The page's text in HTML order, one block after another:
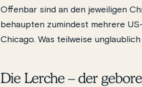
Offenbar sind an den jeweiligen
behaupten zumindest mehrere
Chicago. Was teilweise
Die Lerche – der